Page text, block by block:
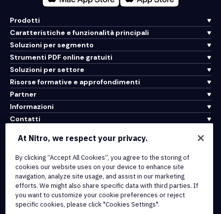
Prodotti
Caratteristiche e funzionalità principali
Soluzioni per segmento
Strumenti PDF online gratuiti
Soluzioni per settore
Risorse formative e approfondimenti
Partner
Informazioni
Contatti
Integrazioni e connettività API
Termini di servizio
Politica sui cookie
Politica sul copyright
Tutti i termini e le politiche
At Nitro, we respect your privacy.
By clicking “Accept All Cookies”, you agree to the storing of
cookies our website uses on your device to enhance site
navigation, analyze site usage, and assist in our marketing
efforts. We might also share specific data with third parties. If
you want to customize your cookie preferences or reject
specific cookies, please click "Cookies Settings".